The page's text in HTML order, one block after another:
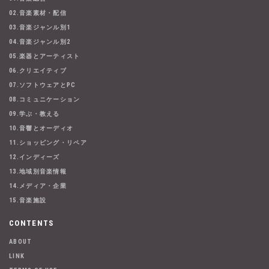
02.音楽素材・配信
03.音楽ジャンル別1
04.音楽ジャンル別2
05.楽器とアーティスト
06.クリエイティブ
07.ソフトウェアとPC
08.コミュニケーション
09.学ぶ・教える
10.音響とオーディオ
11.ショッピング・リペア
12.インディーズ
13.地域別音楽情報
14.メディア・企業
15.音楽施設
CONTENTS
ABOUT
LINK